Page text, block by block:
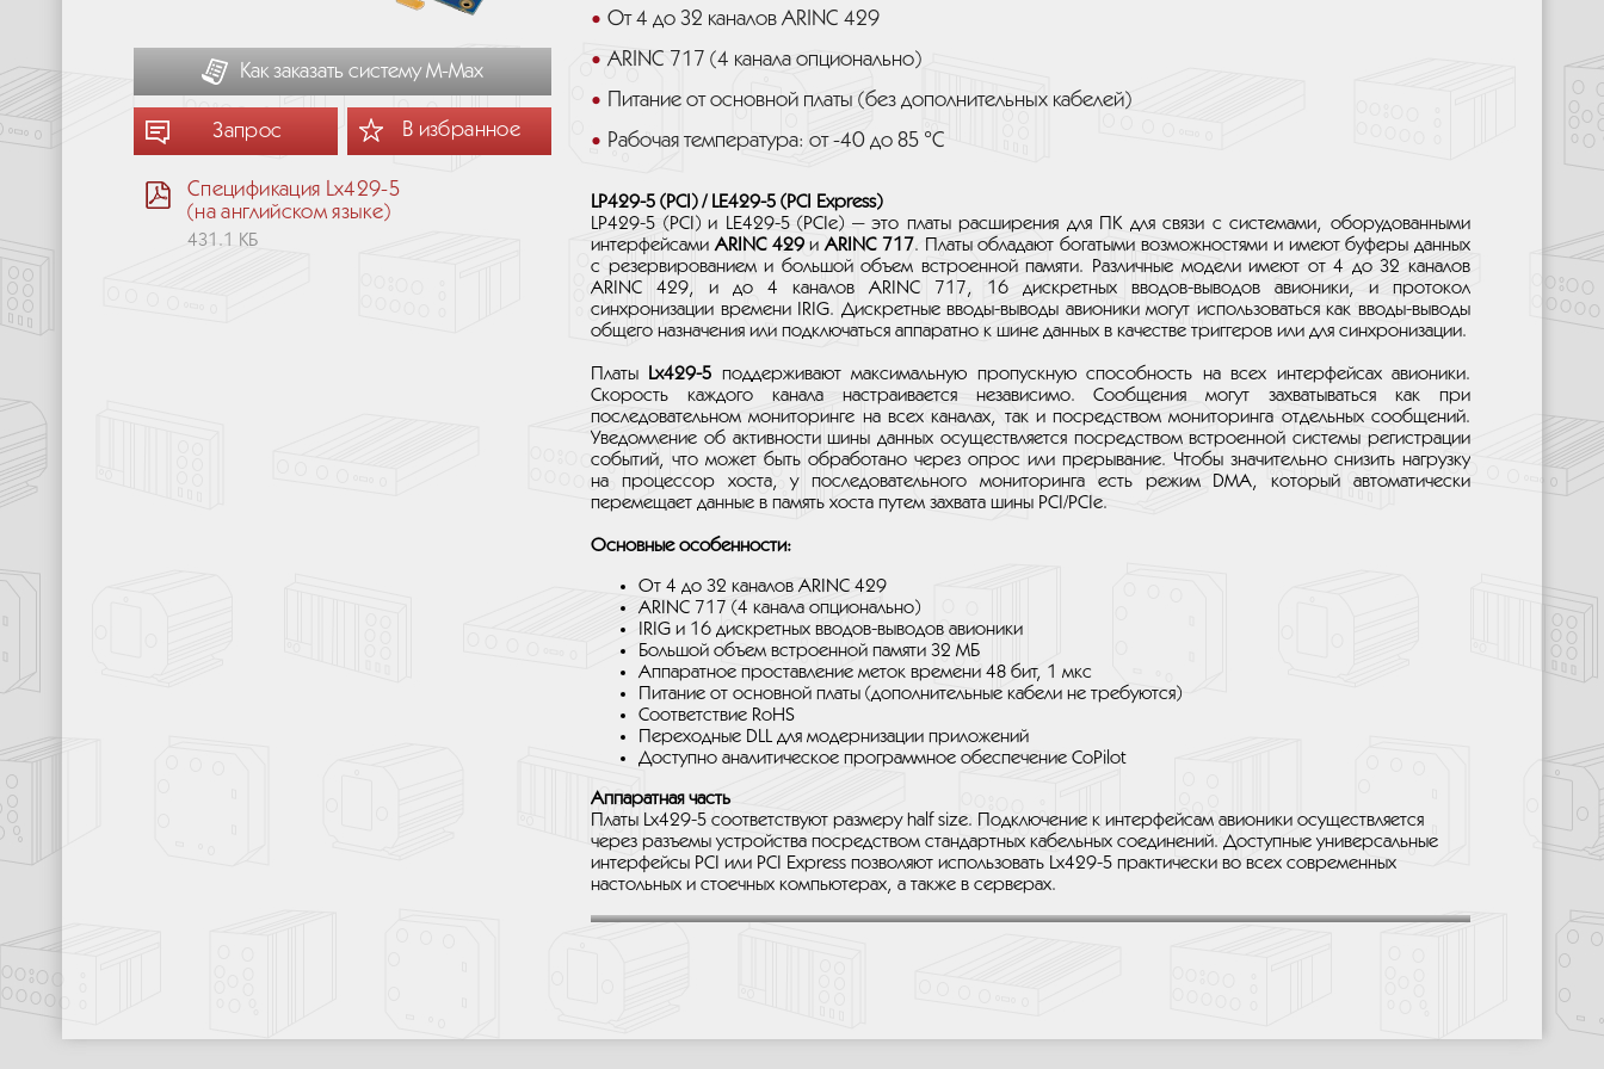
Как заказать систему М-Мах
Запрос В избранное
Спецификация Lx429-5
(на английском языке)
431.1 КБ
От 4 до 32 каналов ARINC 429
ARINC 717 (4 канала опционально)
Питание от основной платы (без дополнительных кабелей)
Рабочая температура: от -40 до 85 °C
LP429-5 (PCI) / LE429-5 (PCI Express)
LP429-5 (PCI) и LE429-5 (PCIe) — это платы расширения для ПК для связи с системами, оборудованными
интерфейсамиARINC 429иARINC 717. Платы обладают богатыми возможностями и имеют буферы данных
с резервированием и большой объем встроенной памяти. Различные модели имеют от 4 до 32 каналов
ARINC 429, и до 4 каналов ARINC 717, 16 дискретных вводов-выводов авионики, и протокол
синхронизации времени IRIG. Дискретные вводы-выводы авионики могут использоваться как вводы-выводы
общего назначения или подключаться аппаратно к шине данных в качестве триггеров или для синхронизации.
Платы Lx429-5 поддерживают максимальную пропускную способность на всех интерфейсах авионики.
Скорость каждого канала настраивается независимо. Сообщения могут захватываться как при
последовательном мониторинге на всех каналах, так и посредством мониторинга отдельных сообщений.
Уведомление об активности шины данных осуществляется посредством встроенной системы регистрации
событий, что может быть обработано через опрос или прерывание. Чтобы значительно снизить нагрузку
на процессор хоста, у последовательного мониторинга есть режим DMA, который автоматически
перемещает данные в память хоста путем захвата шины PCI/PCIe.
Основные особенности:
От 4 до 32 каналов ARINC 429
ARINC 717 (4 канала опционально)
IRIG и 16 дискретных вводов-выводов авионики
Большой объем встроенной памяти 32 МБ
Аппаратное проставление меток времени 48 бит, 1 мкс
Питание от основной платы (дополнительные кабели не требуются)
Соответствие RoHS
Переходные DLL для модернизации приложений
Доступно аналитическое программное обеспечение CoPilot
Аппаратная часть
Платы Lx429-5 соответствуют размеру half size. Подключение к интерфейсам авионики осуществляется
через разъемы устройства посредством стандартных кабельных соединений. Доступные универсальные
интерфейсы PCI или PCI Express позволяют использовать Lx429-5 практически во всех современных
настольных и стоечных компьютерах, а также в серверах.